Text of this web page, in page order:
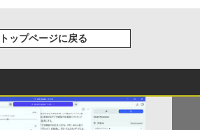
カー内蔵 保護カバー付き 軽量 薄型 Type
-C ミニHDMI 在宅 テレワーク simplus
トップページに戻る